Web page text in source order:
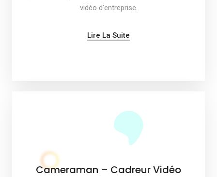
vidéo d’entreprise.
Lire La Suite
Cameraman – Cadreur Vidéo